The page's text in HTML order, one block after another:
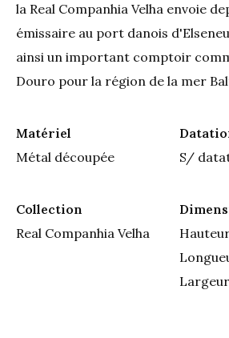
la Real Companhia Velha envoie
émissaire au port danois
ainsi un important comptoir
Douro pour la région de la mer
Matériel
Métal découpée
S/
Collection
Real Companhia Velha